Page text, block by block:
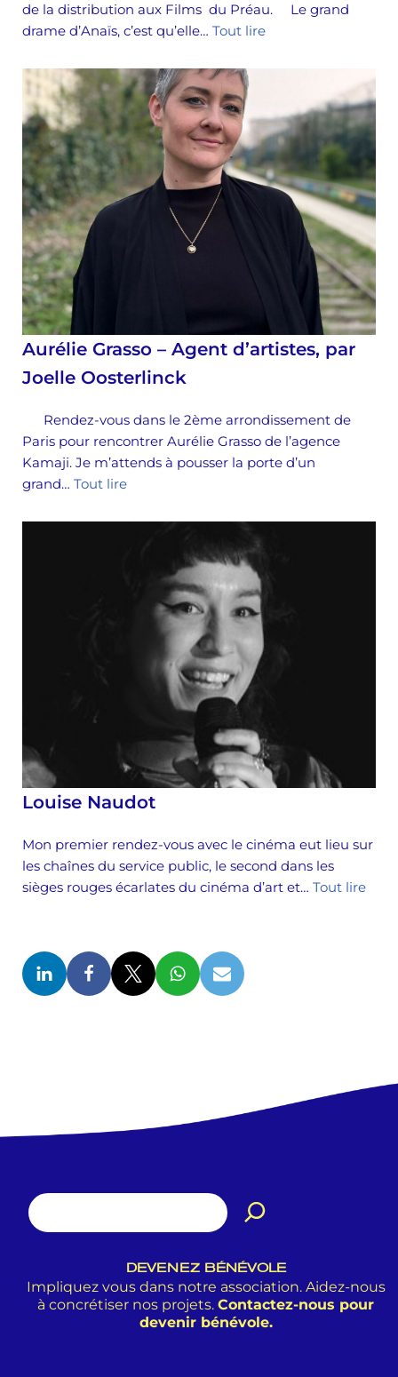
de la distribution aux Films du Préau. Le grand
drame d’Anaïs, c’est qu’elle… Tout lire
Aurélie Grasso – Agent d’artistes, par
Joelle Oosterlinck
Rendez-vous dans le 2ème arrondissement de
Paris pour rencontrer Aurélie Grasso de l’agence
Kamaji. Je m’attends à pousser la porte d’un
grand… Tout lire
Louise Naudot
Mon premier rendez-vous avec le cinéma eut lieu sur
les chaînes du service public, le second dans les
sièges rouges écarlates du cinéma d’art et… Tout lire
DEVENEZ BÉNÉVOLE
Impliquez vous dans notre association. Aidez-nous
à concrétiser nos projets. Contactez-nous pour
devenir bénévole.